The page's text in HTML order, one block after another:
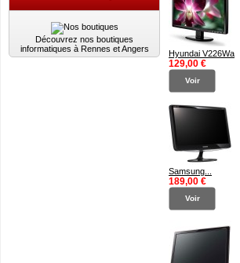
Découvrez nos boutiques
informatiques à Rennes et Angers
Hyundai V226Wa
129,00 €
Voir
Samsung...
189,00 €
Voir